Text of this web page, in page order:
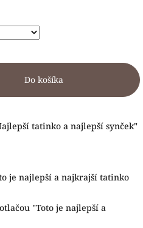
Do košíka
tatinko a najlepší synček"
je najlepší a najkrajší tatinko
"Toto je najlepší a